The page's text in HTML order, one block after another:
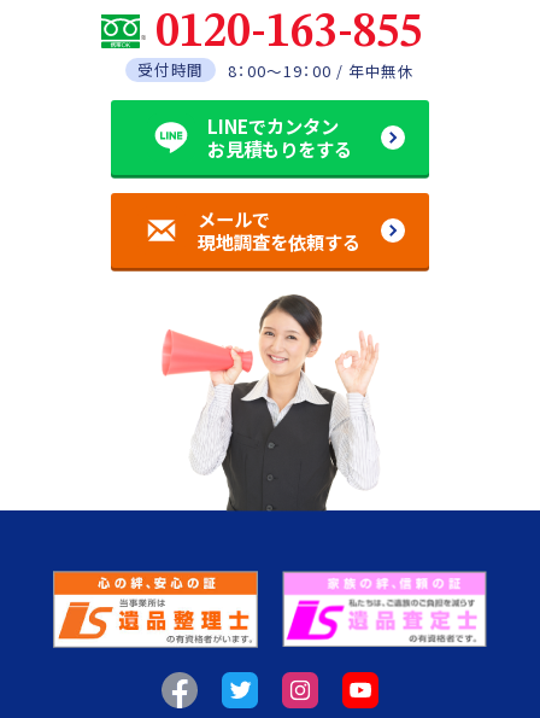
0120-163-855
受付時間 8：00～19：00 / 年中無休
LINEでカンタン
お見積もりをする
メールで
現地調査を依頼する